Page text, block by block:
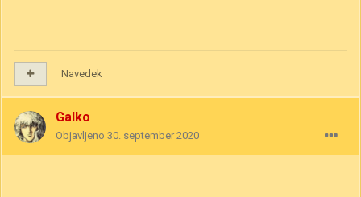
Navedek
Galko
Objavljeno 30. september 2020